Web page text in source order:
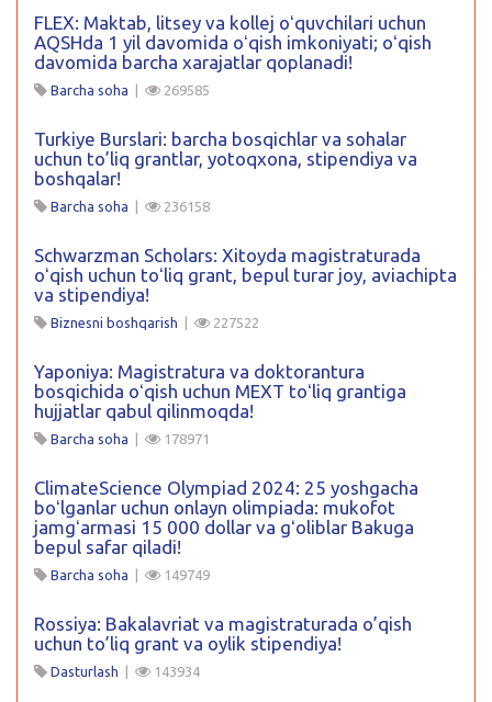
FLEX: Maktab, litsey va kollej oʻquvchilari uchun
AQSHda 1 yil davomida oʻqish imkoniyati; oʻqish
davomida barcha xarajatlar qoplanadi!
Barcha soha | 269585
Turkiye Burslari: barcha bosqichlar va sohalar
uchun to’liq grantlar, yotoqxona, stipendiya va
boshqalar!
Barcha soha | 236158
Schwarzman Scholars: Xitoyda magistraturada
oʻqish uchun toʻliq grant, bepul turar joy, aviachipta
va stipendiya!
Biznesni boshqarish | 227522
Yaponiya: Magistratura va doktorantura
bosqichida oʻqish uchun MEXT toʻliq grantiga
hujjatlar qabul qilinmoqda!
Barcha soha | 178971
ClimateScience Olympiad 2024: 25 yoshgacha
boʻlganlar uchun onlayn olimpiada: mukofot
jamgʻarmasi 15 000 dollar va gʻoliblar Bakuga
bepul safar qiladi!
Barcha soha | 149749
Rossiya: Bakalavriat va magistraturada o’qish
uchun to’liq grant va oylik stipendiya!
Dasturlash | 143934